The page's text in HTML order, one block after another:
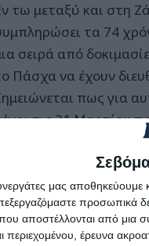
μας
προσωπικά
αποστέλλονται από μια
περιεχομένου, έρευνα
τω μεταξύ και στη
τα 74
σειρά από
Πάσχα να έχουν
πως για
τις 31 Μαρτίου
περάσουν τις
όχημα των οδηγών.